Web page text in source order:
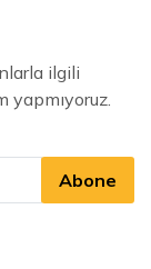
ilgili
yapmıyoruz.
Abone